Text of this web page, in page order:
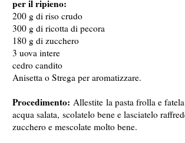
per il ripieno:
200 g di riso crudo
300 g di ricotta di pecora
180 g di zucchero
3 uova intere
cedro candito
Anisetta o Strega per aromatizzare.
Procedimento: Allestite la pasta frolla e
acqua salata, scolatelo bene e lasciatelo
zucchero e mescolate molto bene.